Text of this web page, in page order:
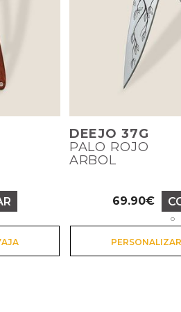
DEEJO 37G
PALO ROJO
ARBOL
69.90€
o